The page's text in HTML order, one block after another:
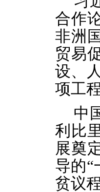
合作
非洲
贸易
设、
项工
中
利比
展奠
导的“
贫议